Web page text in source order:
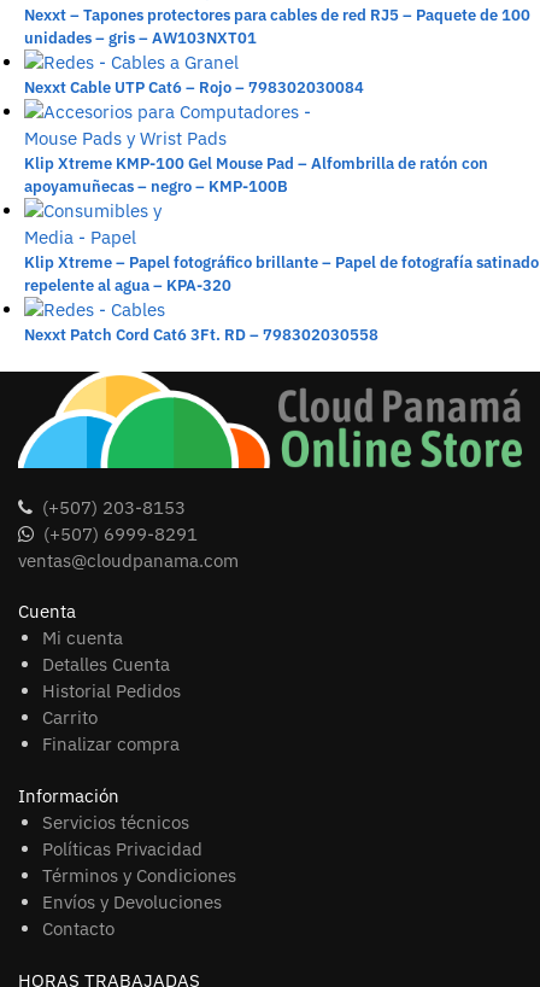
Nexxt – Tapones protectores para cables de red RJ5 – Paquete de 100
unidades – gris – AW103NXT01
Nexxt Cable UTP Cat6 – Rojo – 798302030084
Klip Xtreme KMP-100 Gel Mouse Pad – Alfombrilla de ratón con
apoyamuñecas – negro – KMP-100B
Klip Xtreme – Papel fotográfico brillante – Papel de fotografía satinado
repelente al agua – KPA-320
Nexxt Patch Cord Cat6 3Ft. RD – 798302030558
(+507) 203-8153
(+507) 6999-8291
ventas@cloudpanama.com
Cuenta
Mi cuenta
Detalles Cuenta
Historial Pedidos
Carrito
Finalizar compra
Información
Servicios técnicos
Políticas Privacidad
Términos y Condiciones
Envíos y Devoluciones
Contacto
HORAS TRABAJADAS